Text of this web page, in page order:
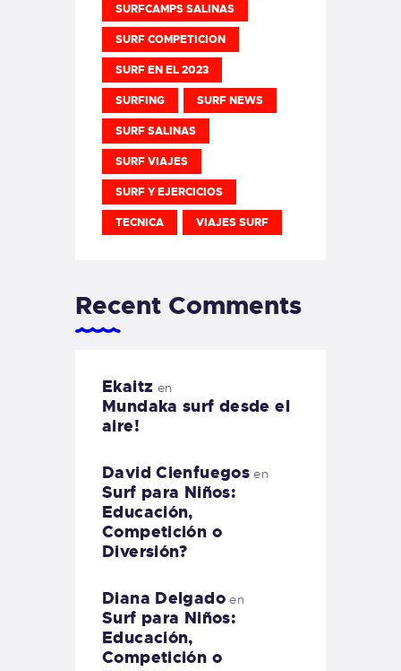
SURFCAMPS SALINAS
SURF COMPETICION
SURF EN EL 2023
SURFING SURF NEWS
SURF SALINAS
SURF VIAJES
SURF Y EJERCICIOS
TECNICA VIAJES SURF
Recent Comments
Ekaitz en
Mundaka surf desde el
aire!
David Cienfuegos en
Surf para Niños:
Educación,
Competición o
Diversión?
Diana Delgadoen
Surf para Niños:
Educación,
Competición o